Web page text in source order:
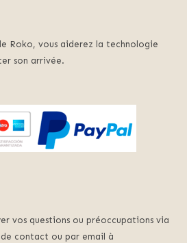
Roko, vous aiderez la technologie
son arrivée.
vos questions ou préoccupations via
contact ou par email à